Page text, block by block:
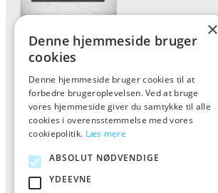
Forside
Vis alle produkter
Kontakt
Oversigt artikler
ALFA
×
Denne hjemmeside bruger
cookies
Denne hjemmeside bruger cookies til at
forbedre brugeroplevelsen. Ved at bruge
vores hjemmeside giver du samtykke til alle
cookies i overensstemmelse med vores
cookiepolitik. Læs mere
ABSOLUT NØDVENDIGE
YDEEVNE